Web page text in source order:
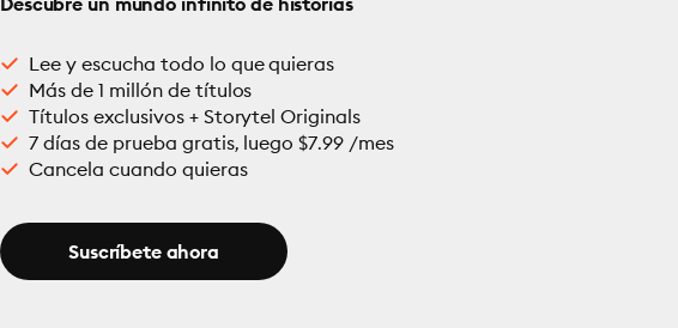
Lee y escucha todo lo que quieras
Más de 1 millón de títulos
Títulos exclusivos + Storytel Originals
7 días de prueba gratis, luego $7.99 /mes
Cancela cuando quieras
Suscríbete ahora